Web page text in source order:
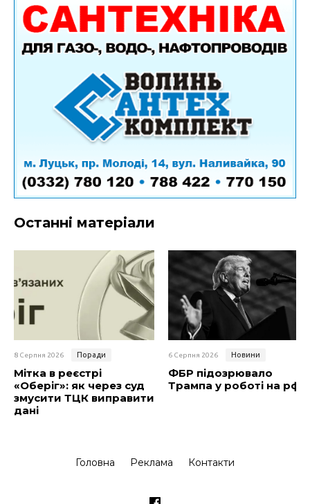
Останні матеріали
8 Серпня 2026 Поради
Мітка в реєстрі
«Оберіг»: як через суд
змусити ТЦК виправити
дані
6 Серпня 2026 Новини
ФБР підозрювало
Трампа у роботі на рф
Головна Реклама Контакти